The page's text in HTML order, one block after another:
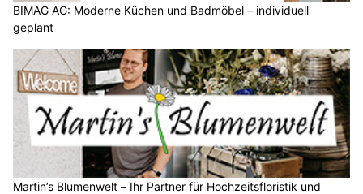
BIMAG AG: Moderne Küchen und Badmöbel – individuell
geplant
Martin’s Blumenwelt – Ihr Partner für Hochzeitsfloristik und